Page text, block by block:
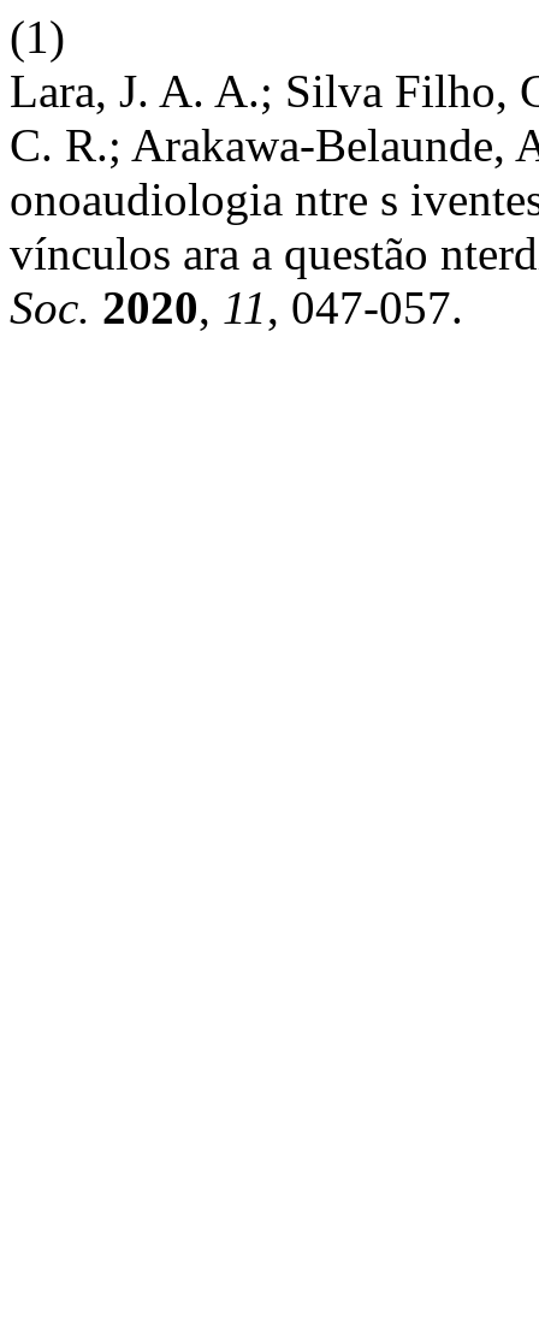
(1)
Lara, J. A. A.; Silva Filho,
C. R.; Arakawa-Belaunde,
onoaudiologia ntre s
vínculos ara a questão
Soc. 2020, 11, 047-057.